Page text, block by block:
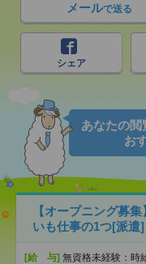
メールで送る
シェア
あなたの閲
お
【オープニング募
いも仕事の1つ[派遣]
[給 与] 無資格未経験：